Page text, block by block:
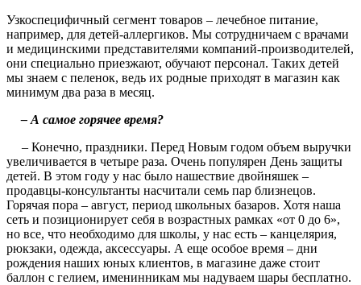
Узкоспецифичный сегмент товаров – лечебное питание,
например, для детей-аллергиков. Мы сотрудничаем с врачами
и медицинскими представителями компаний-производителей,
они специально приезжают, обучают персонал. Таких детей
мы знаем с пеленок, ведь их родные приходят в магазин как
минимум два раза в месяц.
– А самое горячее время?
– Конечно, праздники. Перед Новым годом объем выручки
увеличивается в четыре раза. Очень популярен День защиты
детей. В этом году у нас было нашествие двойняшек –
продавцы-консультанты насчитали семь пар близнецов.
Горячая пора – август, период школьных базаров. Хотя наша
сеть и позиционирует себя в возрастных рамках «от 0 до 6»,
но все, что необходимо для школы, у нас есть – канцелярия,
рюкзаки, одежда, аксессуары. А еще особое время – дни
рождения наших юных клиентов, в магазине даже стоит
баллон с гелием, именинникам мы надуваем шары бесплатно.